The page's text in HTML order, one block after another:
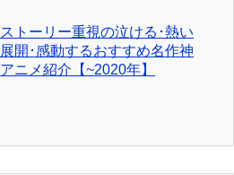
ストーリー重視の泣ける･熱い
展開･感動するおすすめ名作神
アニメ紹介【~2020年】